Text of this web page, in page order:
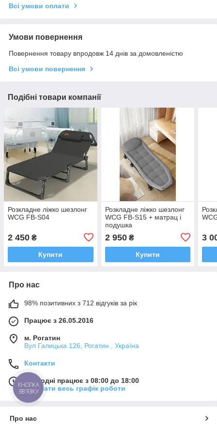
Всі умови оплати
Умови повернення
Повернення товару впродовж 14 днів за домовленістю
Всі умови повернення
Подібні товари компанії
Розкладне ліжко шезлонг
WCG FB-S04
2 450 ₴
Купити
Розкладне ліжко шезлонг
WCG FB-S15 + матрац і
подушка
2 950₴
Купити
3
Про нас
98% позитивних з 712 відгуків за рік
Працює з 26.05.2016
м. Рогатин
Вул Галицька 126, Рогатин , Україна
Контакти
Сьогодні працює з 08:00 до 18:00
Показати весь графік роботи
Про нас
КНОПКА
ЗВ'ЯЗКУ